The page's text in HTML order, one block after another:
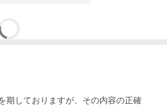
期しておりますが、その内容の正確